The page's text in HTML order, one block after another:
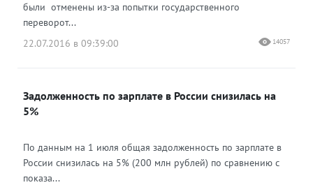
были отменены из-за попытки государственного
переворот...
22.07.2016 в 09:39:00
14057
Задолженность по зарплате в России снизилась на
5%
По данным на 1 июля общая задолженность по зарплате в
России снизилась на 5% (200 млн рублей) по сравнению с
показа...